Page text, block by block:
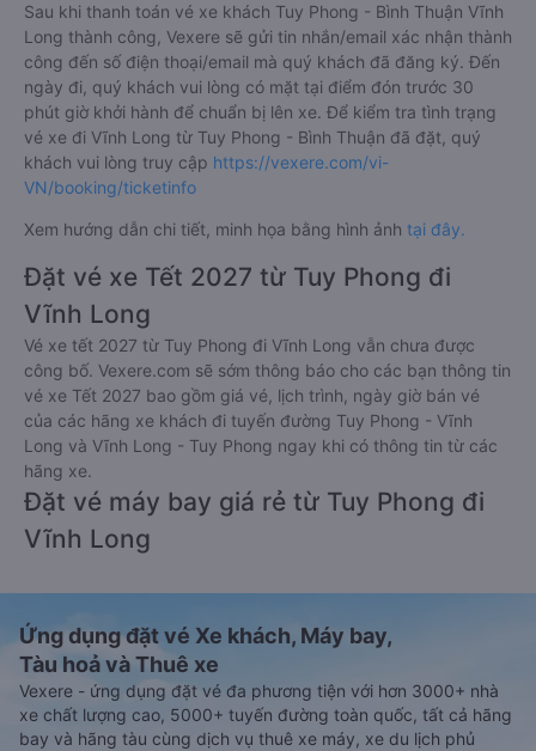
Sau khi thanh toán vé xe khách Tuy Phong - Bình Thuận Vĩnh
Long thành công, Vexere sẽ gửi tin nhắn/email xác nhận thành
công đến số điện thoại/email mà quý khách đã đăng ký. Đến
ngày đi, quý khách vui lòng có mặt tại điểm đón trước 30
phút giờ khởi hành để chuẩn bị lên xe. Để kiểm tra tình trạng
vé xe đi Vĩnh Long từ Tuy Phong - Bình Thuận đã đặt, quý
khách vui lòng truy cập https://vexere.com/vi-
VN/booking/ticketinfo
Xem hướng dẫn chi tiết, minh họa bằng hình ảnh tại đây.
Đặt vé xe Tết 2027 từ Tuy Phong đi
Vĩnh Long
Vé xe tết 2027 từ Tuy Phong đi Vĩnh Long vẫn chưa được
công bố. Vexere.com sẽ sớm thông báo cho các bạn thông tin
vé xe Tết 2027 bao gồm giá vé, lịch trình, ngày giờ bán vé
của các hãng xe khách đi tuyến đường Tuy Phong - Vĩnh
Long và Vĩnh Long - Tuy Phong ngay khi có thông tin từ các
hãng xe.
Đặt vé máy bay giá rẻ từ Tuy Phong đi
Vĩnh Long
Ứng dụng đặt vé Xe khách, Máy bay,
Tàu hoả và Thuê xe
Vexere - ứng dụng đặt vé đa phương tiện với hơn 3000+ nhà
xe chất lượng cao, 5000+ tuyến đường toàn quốc, tất cả hãng
bay và hãng tàu cùng dịch vụ thuê xe máy, xe du lịch phủ